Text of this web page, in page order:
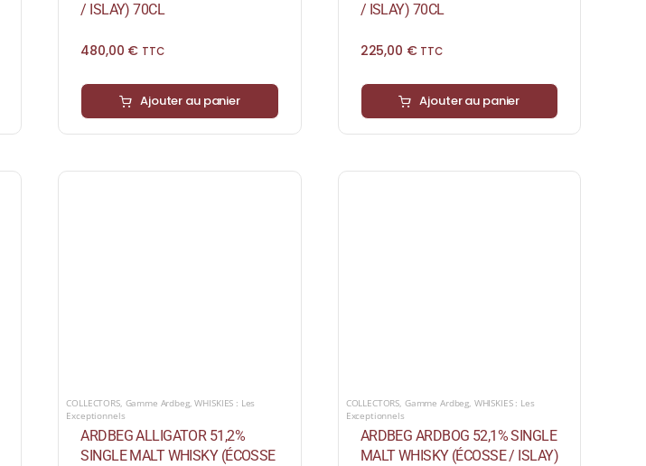
/ ISLAY) 70CL
480,00 € TTC
Ajouter au panier
/ ISLAY) 70CL
225,00 € TTC
Ajouter au panier
COLLECTORS, Gamme Ardbeg,WHISKIES : Les
Exceptionnels
ARDBEG ALLIGATOR 51,2%
SINGLE MALT WHISKY (ÉCOSSE
COLLECTORS, Gamme Ardbeg, WHISKIES : Les
Exceptionnels
ARDBEG ARDBOG 52,1% SINGLE
MALT WHISKY (ÉCOSSE / ISLAY)